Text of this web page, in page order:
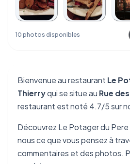
10 photos disponibles
Bienvenue au restaurant Le
Thierryqui se situe au Rue
restaurant est noté 4.7/5 sur
Découvrez Le Potager du
nous ce que vous pensez à
commentaires et des photos.